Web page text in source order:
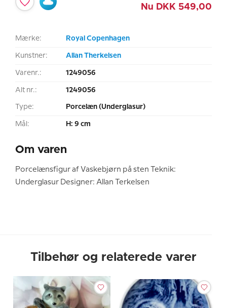
Nu DKK 549,00
Mærke: Royal Copenhagen
Kunstner: Allan Therkelsen
Varenr.: 1249056
Alt nr.: 1249056
Type: Porcelæn (Underglasur)
Mål: H: 9 cm
Om varen
Porcelænsfigur af Vaskebjørn på sten Teknik:
Underglasur Designer: Allan Terkelsen
Tilbehør og relaterede varer